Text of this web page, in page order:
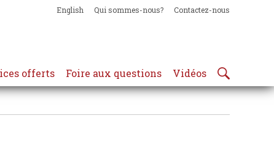
English Qui sommes-nous? Contactez-nous
offerts Foire aux questions Vidéos